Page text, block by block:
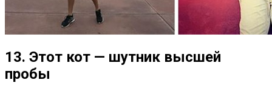
13. Этот кот — шутник высшей
пробы